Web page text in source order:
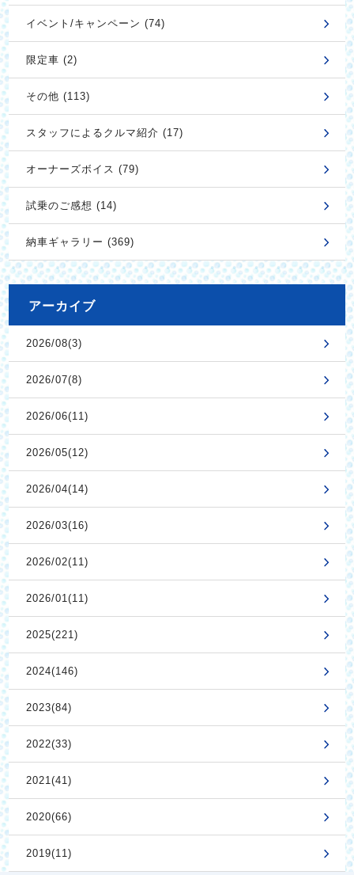
イベント/キャンペーン (74)
限定車 (2)
その他 (113)
スタッフによるクルマ紹介 (17)
オーナーズボイス (79)
試乗のご感想 (14)
納車ギャラリー (369)
アーカイブ
2026/08(3)
2026/07(8)
2026/06(11)
2026/05(12)
2026/04(14)
2026/03(16)
2026/02(11)
2026/01(11)
2025(221)
2024(146)
2023(84)
2022(33)
2021(41)
2020(66)
2019(11)